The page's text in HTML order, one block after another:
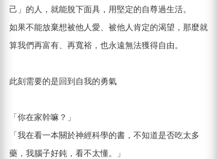
己」的人，就能脫下面具，用堅定的自尊過生活。
如果不能放棄想被他人愛、被他人肯定的渴望，那麼就
算我們再富有、再寬裕，也永遠無法獲得自由。
此刻需要的是回到自我的勇氣
「你在家幹嘛？」
「我在看一本關於神經科學的書，不知道是否吃太多
藥，我腦子好鈍，看不太懂。」